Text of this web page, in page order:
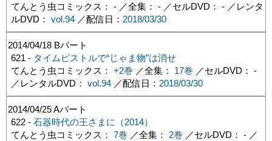
てんとう虫コミックス： - ／全集： - ／セルDVD： - ／レンタ
ルDVD： vol.94／配信日： 2018/03/30
2014/04/18 Bパート
621 - タイムピストルで“じゃま物”は消せ
てんとう虫コミックス： +2巻 ／全集： 17巻 ／セルDVD： -
／レンタルDVD： vol.94／配信日： 2018/03/30
2014/04/25Aパート
622 - 石器時代の王さまに（2014）
てんとう虫コミックス： 7巻 ／全集： 2巻 ／セルDVD： - ／